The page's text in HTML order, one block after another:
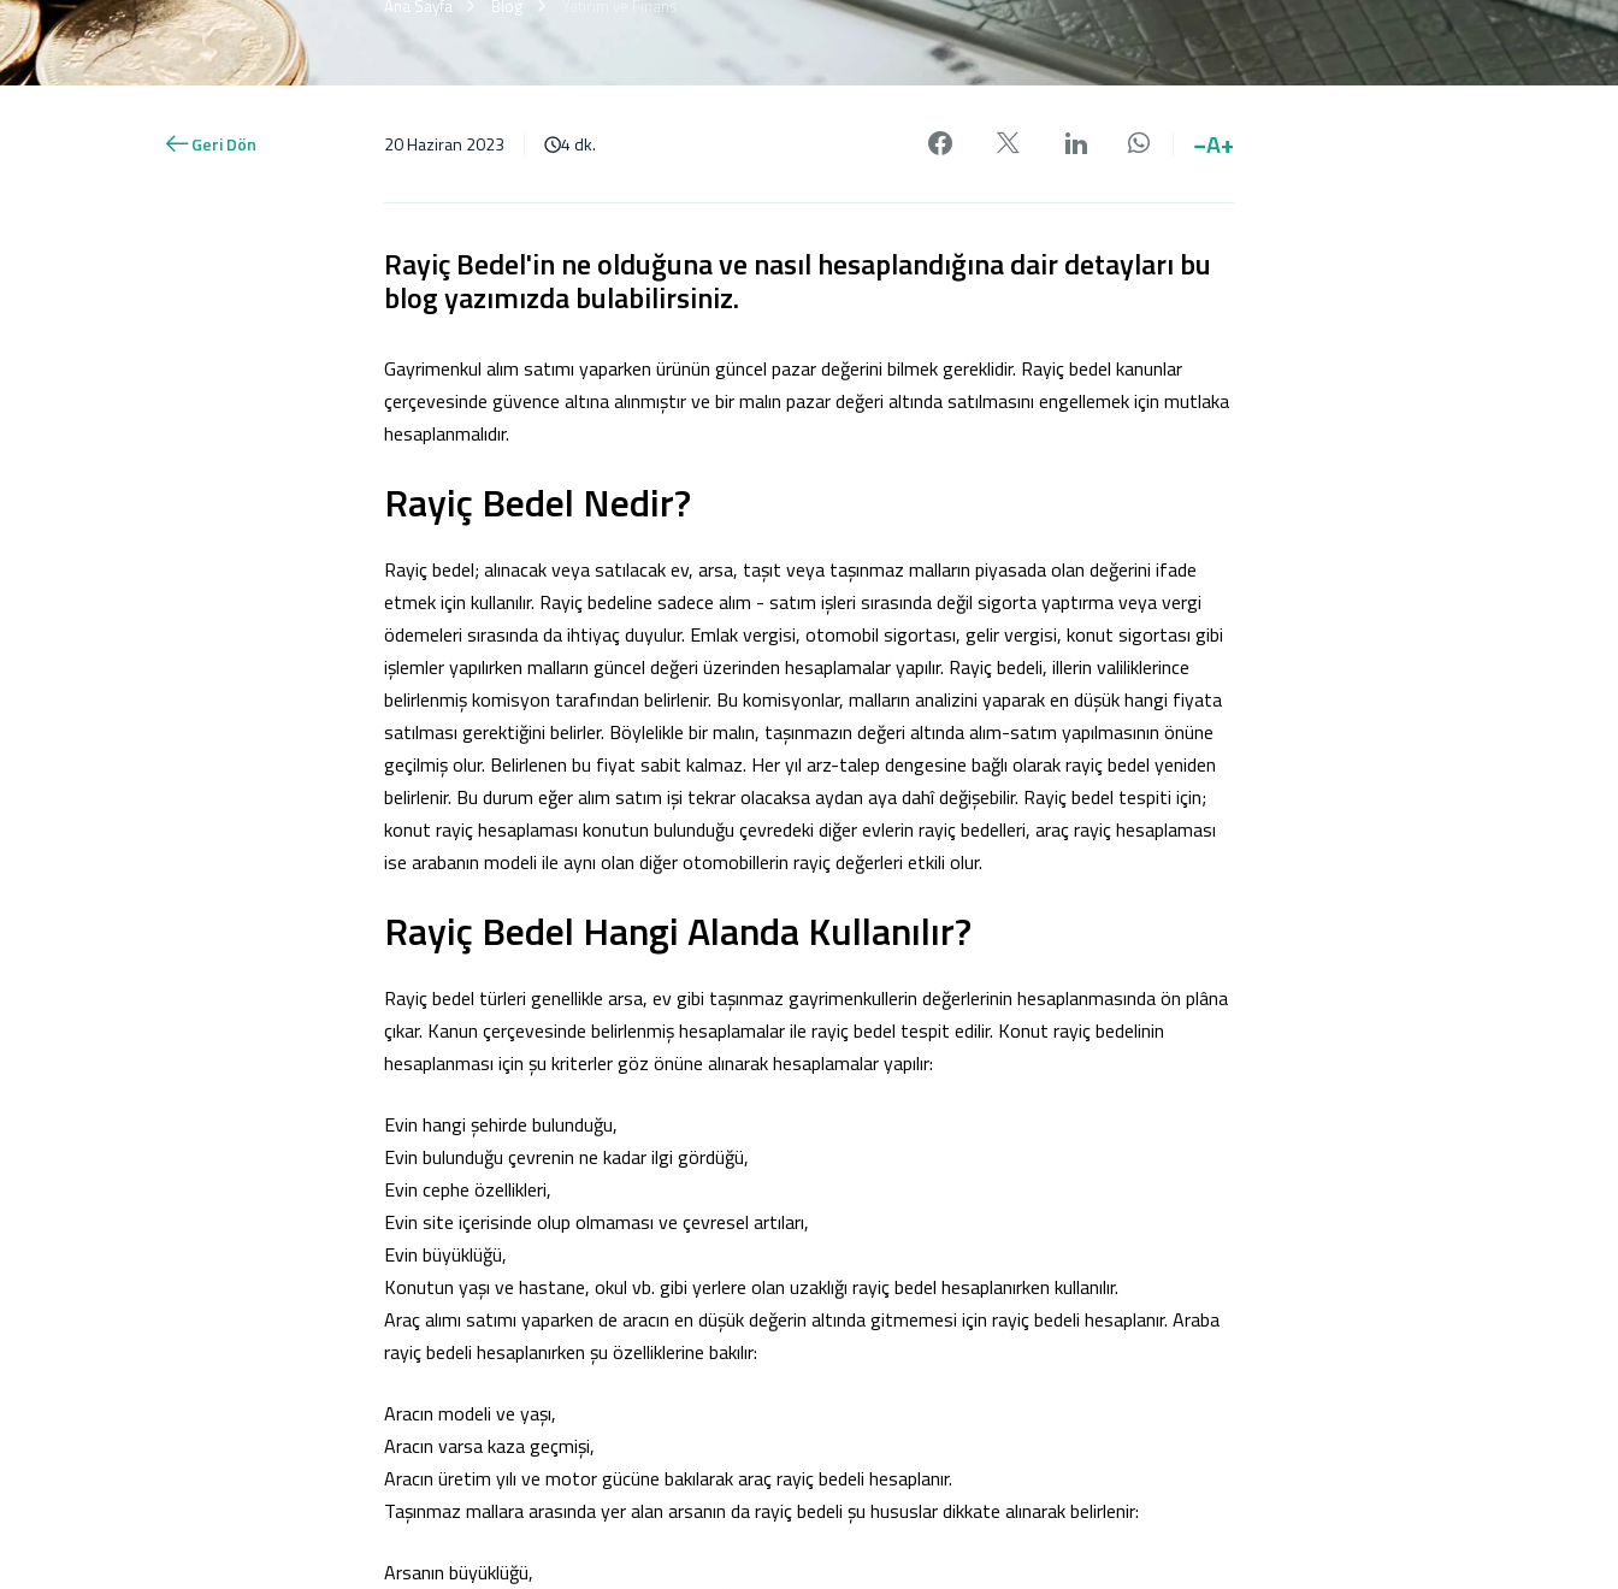
Ana Sayfa Blog Yatırım ve Finans
Geri Dön 20 Haziran 2023 4 dk. Facebook'da paylaş
X'de paylaşLinkedIn'de paylaş
Whatsapp'da paylaş
−A+
Rayiç Bedel'in ne olduğuna ve nasıl hesaplandığına dair detayları bu
blog yazımızda bulabilirsiniz.
Gayrimenkul alım satımı yaparken ürünün güncel pazar değerini bilmek gereklidir. Rayiç bedel kanunlar
çerçevesinde güvence altına alınmıştır ve bir malın pazar değeri altında satılmasını engellemek için mutlaka
hesaplanmalıdır.
Rayiç Bedel Nedir?
Rayiç bedel; alınacak veya satılacak ev, arsa, taşıt veya taşınmaz malların piyasada olan değerini ifade
etmek için kullanılır. Rayiç bedeline sadece alım - satım işleri sırasında değil sigorta yaptırma veya vergi
ödemeleri sırasında da ihtiyaç duyulur. Emlak vergisi, otomobil sigortası, gelir vergisi, konut sigortası gibi
işlemler yapılırken malların güncel değeri üzerinden hesaplamalar yapılır. Rayiç bedeli, illerin valiliklerince
belirlenmiş komisyon tarafından belirlenir. Bu komisyonlar, malların analizini yaparak en düşük hangi fiyata
satılması gerektiğini belirler. Böylelikle bir malın, taşınmazın değeri altında alım-satım yapılmasının önüne
geçilmiş olur. Belirlenen bu fiyat sabit kalmaz. Her yıl arz-talep dengesine bağlı olarak rayiç bedel yeniden
belirlenir. Bu durum eğer alım satım işi tekrar olacaksa aydan aya dahî değişebilir. Rayiç bedel tespiti için;
konut rayiç hesaplaması konutun bulunduğu çevredeki diğer evlerin rayiç bedelleri, araç rayiç hesaplaması
ise arabanın modeli ile aynı olan diğer otomobillerin rayiç değerleri etkili olur.
Rayiç Bedel Hangi Alanda Kullanılır?
Rayiç bedel türleri genellikle arsa, ev gibi taşınmaz gayrimenkullerin değerlerinin hesaplanmasında ön plâna
çıkar. Kanun çerçevesinde belirlenmiş hesaplamalar ile rayiç bedel tespit edilir. Konut rayiç bedelinin
hesaplanması için şu kriterler göz önüne alınarak hesaplamalar yapılır:
Evin hangi şehirde bulunduğu,
Evin bulunduğu çevrenin ne kadar ilgi gördüğü,
Evin cephe özellikleri,
Evin site içerisinde olup olmaması ve çevresel artıları,
Evin büyüklüğü,
Konutun yaşı ve hastane, okul vb. gibi yerlere olan uzaklığı rayiç bedel hesaplanırken kullanılır.
Araç alımı satımı yaparken de aracın en düşük değerin altında gitmemesi için rayiç bedeli hesaplanır. Araba
rayiç bedeli hesaplanırken şu özelliklerine bakılır:
Aracın modeli ve yaşı,
Aracın varsa kaza geçmişi,
Aracın üretim yılı ve motor gücüne bakılarak araç rayiç bedeli hesaplanır.
Taşınmaz mallara arasında yer alan arsanın da rayiç bedeli şu hususlar dikkate alınarak belirlenir:
Arsanın büyüklüğü,